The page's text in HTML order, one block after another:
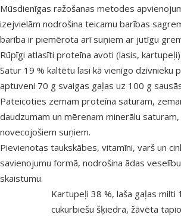
Mūsdienīgas ražošanas metodes
izejvielām nodrošina teicamu barības
barība ir piemērota arī suņiem ar jutīgu
Rūpīgi atlasīti proteīna avoti (lasis,
Satur 19 % kaltētu lasi kā vienīgo dzīvnieku
aptuveni 70 g svaigas gaļas uz 100 g
Pateicoties zemam proteīna saturam,
daudzumam un mērenam minerālu
novecojošiem suņiem.
Pievienotas taukskābes, vitamīni, varš un
savienojumu formā, nodrošina ādas
skaistumu.
Kartupeļi 38 %, laša gaļas milti
cukurbiešu šķiedra, žāvēta